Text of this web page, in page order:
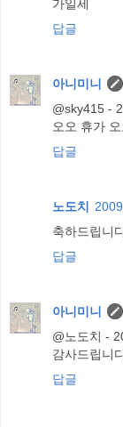
가일세
답글
아니미니
@sky415 -
오오 휴가
답글
노도치
축하드립니
답글
아니미니
@노도치 -
감사드립니
답글